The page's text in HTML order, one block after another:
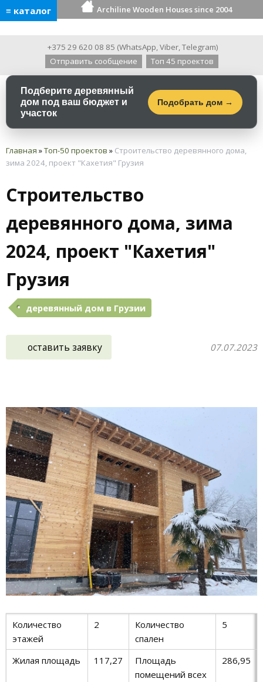
≡ каталог Archiline Wooden Houses since 2004
+375 29 620 08 85 (WhatsApp,Viber,Telegram)
Отправить сообщение
Топ 45 проектов
Подберите деревянный
дом под ваш бюджет и
участок
Подобрать дом →
Главная »Топ-50 проектов » Строительство деревянного дома,
зима 2024, проект "Кахетия" Грузия
Строительство
деревянного дома, зима
2024, проект "Кахетия"
Грузия
деревянный дом в Грузии
оставить заявку 07.07.2023
Количество
этажей
2
Количество
спален
5
Жилая площадь 117,27
Площадь
помещений всех
286,95